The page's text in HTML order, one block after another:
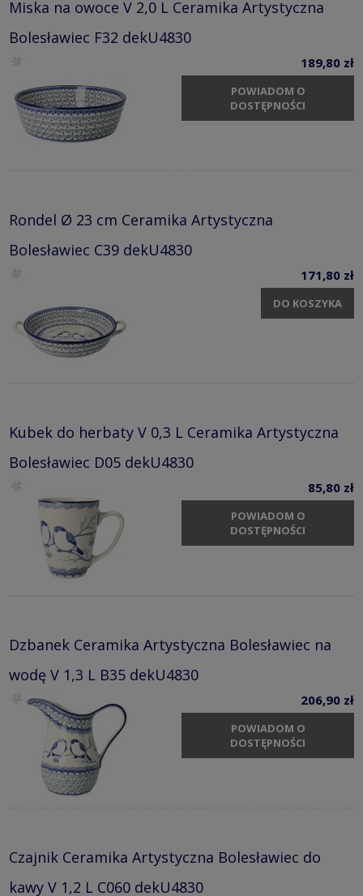
Miska na owoce V 2,0 L Ceramika Artystyczna
Bolesławiec F32 dekU4830
189,80 zł
POWIADOM O
DOSTĘPNOŚCI
Rondel Ø 23 cm Ceramika Artystyczna
Bolesławiec C39 dekU4830
171,80 zł
DO KOSZYKA
Kubek do herbaty V 0,3 L Ceramika Artystyczna
Bolesławiec D05 dekU4830
85,80 zł
POWIADOM O
DOSTĘPNOŚCI
Dzbanek Ceramika Artystyczna Bolesławiec na
wodę V 1,3 L B35 dekU4830
206,90 zł
POWIADOM O
DOSTĘPNOŚCI
Czajnik Ceramika Artystyczna Bolesławiec do
kawy V 1,2 L C060 dekU4830